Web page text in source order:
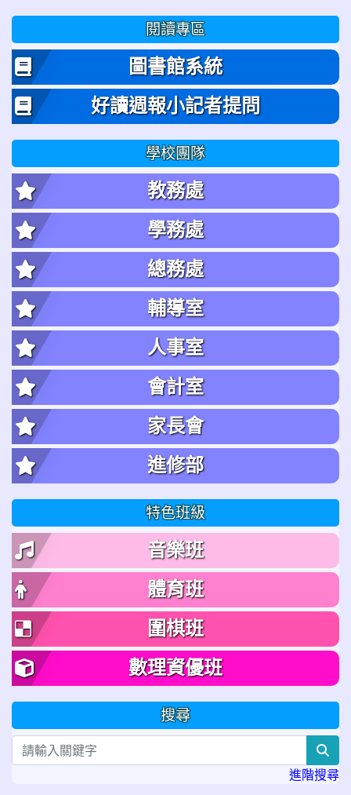
閱讀專區
圖書館系統
好讀週報小記者提問
學校團隊
教務處
學務處
總務處
輔導室
人事室
會計室
家長會
進修部
特色班級
音樂班
體育班
圍棋班
數理資優班
搜尋
進階搜尋